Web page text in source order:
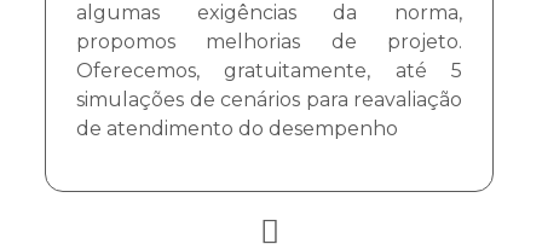
algumas exigências da norma,
propomos melhorias de projeto.
Oferecemos, gratuitamente, até 5
simulações de cenários para reavaliação
de atendimento do desempenho